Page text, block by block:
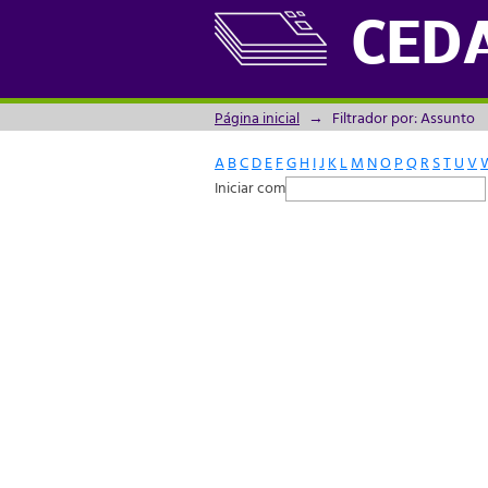
Filtrador por: Assunto
Página inicial → Filtrador por: Assunto
ABCDEFGH IJ KLM NOPQRSTUV
Iniciar com